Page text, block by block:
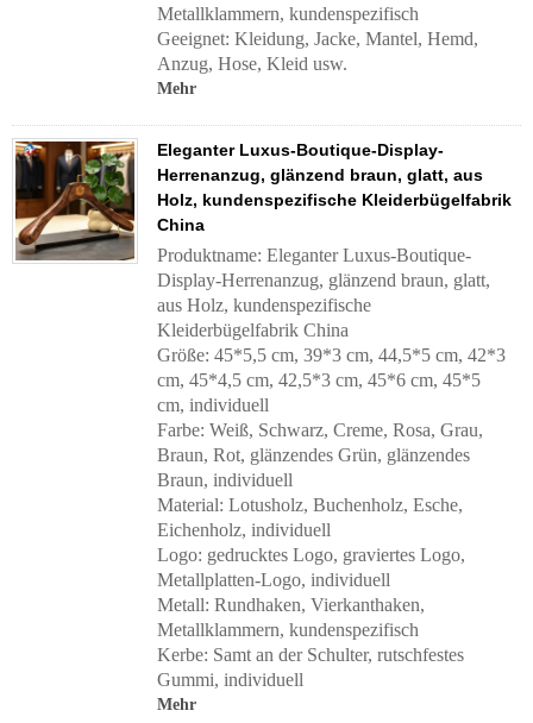
Metallklammern, kundenspezifisch
Geeignet: Kleidung, Jacke, Mantel, Hemd,
Anzug, Hose, Kleid usw.
Mehr
Eleganter Luxus-Boutique-Display-
Herrenanzug, glänzend braun, glatt, aus
Holz, kundenspezifische Kleiderbügelfabrik
China
Produktname: Eleganter Luxus-Boutique-
Display-Herrenanzug, glänzend braun, glatt,
aus Holz, kundenspezifische
Kleiderbügelfabrik China
Größe: 45*5,5 cm, 39*3 cm, 44,5*5 cm, 42*3
cm, 45*4,5 cm, 42,5*3 cm, 45*6 cm, 45*5
cm, individuell
Farbe: Weiß, Schwarz, Creme, Rosa, Grau,
Braun, Rot, glänzendes Grün, glänzendes
Braun, individuell
Material: Lotusholz, Buchenholz, Esche,
Eichenholz, individuell
Logo: gedrucktes Logo, graviertes Logo,
Metallplatten-Logo, individuell
Metall: Rundhaken, Vierkanthaken,
Metallklammern, kundenspezifisch
Kerbe: Samt an der Schulter, rutschfestes
Gummi, individuell
Mehr